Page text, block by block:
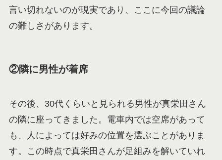
言い切れないのが現実であり、ここに今回の議論
の難しさがあります。
②隣に男性が着席
その後、30代くらいと見られる男性が真栄田さん
の隣に座ってきました。電車内では空席があって
も、人によっては好みの位置を選ぶことがありま
す。この時点で真栄田さんが足組みを解いていれ